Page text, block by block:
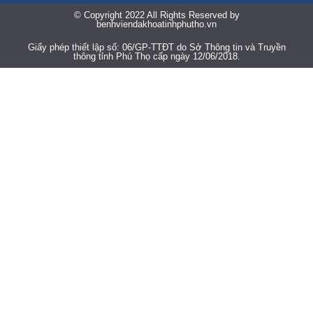
© Copyright 2022 All Rights Reserved by
benhviendakhoatinhphutho.vn
Giấy phép thiết lập số: 06/GP-TTĐT do Sở Thông tin và Truyền
thông tỉnh Phú Thọ cấp ngày 12/06/2018.